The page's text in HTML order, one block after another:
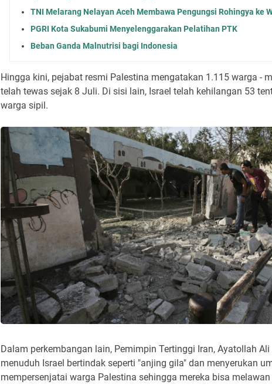
TNI Melarang Nelayan Aceh Membawa Pengungsi Rohingya ke
PGRI Kota Sukabumi Menyelenggarakan Pelatihan PTK
Beban Ganda Malnutrisi bagi Indonesia
Hingga kini, pejabat resmi Palestina mengatakan 1.115 warga -
telah tewas sejak 8 Juli. Di sisi lain, Israel telah kehilangan 53
warga sipil.
Dalam perkembangan lain, Pemimpin Tertinggi Iran, Ayatollah Ali
menuduh Israel bertindak seperti "anjing gila" dan menyerukan
mempersenjatai warga Palestina sehingga mereka bisa